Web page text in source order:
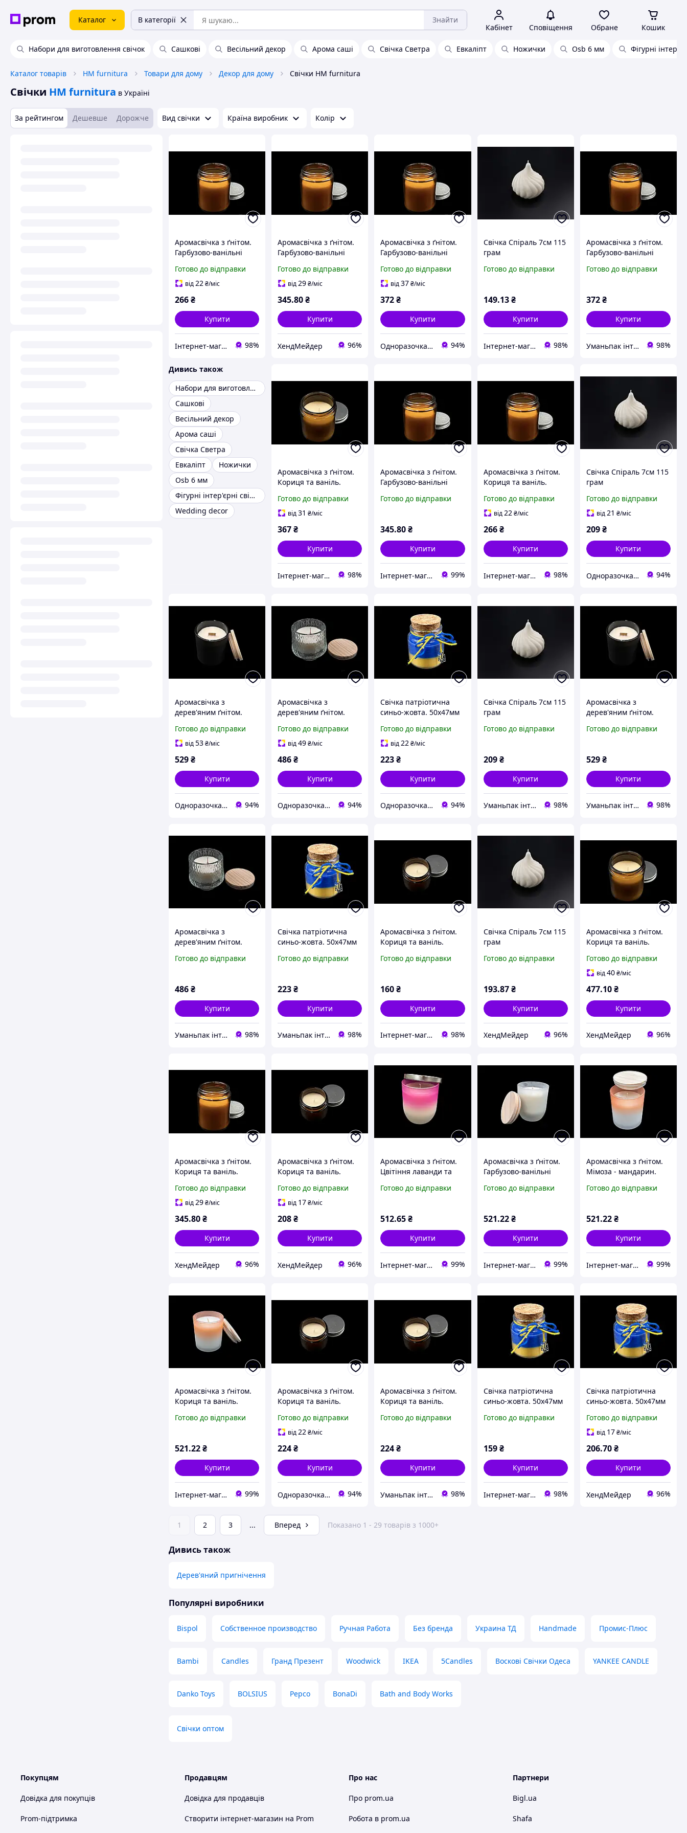
Каталог В категорії Знайти
Кабінет Сповіщення Обране Кошик
Набори для виготовлення свічок Сашкові Весільний декор Арома саші Свічка Светра Евкаліпт Ножички Osb 6 мм Фігурні
Каталог товарів HM furnitura Товари для дому Декор для дому Свічки HM furnitura
Свічки HM furnitura в Україні
За рейтингом Дешевше Дорожче Вид свічки Країна виробник Колір
Аромасвічка з ґнітом.
Гарбузово-ванільні
Готово до відправки
від22₴/міс
266₴
Купити
Інтернет-магазин товарів для творчості "Фурнітура" 98%
Аромасвічка з ґнітом.
Гарбузово-ванільні
Готово до відправки
від29₴/міс
345.80₴
Купити
ХендМейдер 96%
Аромасвічка з ґнітом.
Гарбузово-ванільні
Готово до відправки
від37₴/міс
372₴
Купити
Одноразочка з асортиментом 5000+ 94%
Свічка Спіраль 7см 115
грам
Готово до відправки
149.13 ₴
Купити
Інтернет-магазин товарів для творчості "Фурнітура" 98%
Аромасвічка з ґнітом.
Гарбузово-ванільні
Готово до відправки
372₴
Купити
Уманьпак інтернет-магазин господарських товарів з асортиментом 20000+ 98%
Дивись також
Набори для виготовлення свічок
Сашкові
Весільний декор
Арома саші
Свічка Светра
Евкаліпт
Ножички
Osb 6 мм
Фігурні інтер'єрні свічки
Wedding decor
Аромасвічка з ґнітом.
Кориця та ваніль.
Готово до відправки
від31 ₴/міс
367₴
Купити
Інтернет-магазин товарів для творчості "Фурнітура" 98%
Аромасвічка з ґнітом.
Гарбузово-ванільні
Готово до відправки
345.80₴
Купити
Інтернет-магазин іграшок та фурнітури для творчості Мусі-Пусі 99%
Аромасвічка з ґнітом.
Кориця та ваніль.
Готово до відправки
від22 ₴/міс
266 ₴
Купити
Інтернет-магазин товарів для творчості "Фурнітура" 98%
Свічка Спіраль 7см 115
грам
Готово до відправки
від21 ₴/міс
209₴
Купити
Одноразочка з асортиментом 5000+ 94%
Аромасвічка з
дерев'яним ґнітом.
Готово до відправки
від53₴/міс
529₴
Купити
Одноразочка з асортиментом 5000+ 94%
Аромасвічка з
дерев'яним ґнітом.
Готово до відправки
від49₴/міс
486₴
Купити
Одноразочка з асортиментом 5000+ 94%
Свічка патріотична
синьо-жовта. 50х47мм
Готово до відправки
від22 ₴/міс
223₴
Купити
Одноразочка з асортиментом 5000+ 94%
Свічка Спіраль 7см 115
грам
Готово до відправки
209 ₴
Купити
Уманьпак інтернет-магазин господарських товарів з асортиментом 20000+ 98%
Аромасвічка з
дерев'яним ґнітом.
(арт. SVB-106)
Готово до відправки
529₴
Купити
Уманьпак інтернет-магазин господарських товарів з асортиментом 20000+ 98%
Аромасвічка з
дерев'яним ґнітом.
(арт. SVB-105)
Готово до відправки
486₴
Купити
Уманьпак інтернет-магазин господарських товарів з асортиментом 20000+ 98%
Свічка патріотична
синьо-жовта. 50х47мм
Готово до відправки
223₴
Купити
Уманьпак інтернет-магазин господарських товарів з асортиментом 20000+ 98%
Аромасвічка з ґнітом.
Кориця та ваніль.
Готово до відправки
160₴
Купити
Інтернет-магазин товарів для творчості "Фурнітура" 98%
Свічка Спіраль 7см 115
грам
Готово до відправки
193.87 ₴
Купити
ХендМейдер 96%
Аромасвічка з ґнітом.
Кориця та ваніль.
Готово до відправки
від40₴/міс
477.10₴
Купити
ХендМейдер 96%
Аромасвічка з ґнітом.
Кориця та ваніль.
Готово до відправки
від29₴/міс
345.80₴
Купити
ХендМейдер 96%
Аромасвічка з ґнітом.
Кориця та ваніль.
Готово до відправки
від 17₴/міс
208₴
Купити
ХендМейдер 96%
Аромасвічка з ґнітом.
Цвітіння лаванди та
80х70мм
Готово до відправки
512.65₴
Купити
Інтернет-магазин іграшок та фурнітури для творчості Мусі-Пусі 99%
Аромасвічка з ґнітом.
Гарбузово-ванільні
Готово до відправки
521.22 ₴
Купити
Інтернет-магазин іграшок та фурнітури для творчості Мусі-Пусі 99%
Аромасвічка з ґнітом.
Мімоза - мандарин.
Готово до відправки
521.22₴
Купити
Інтернет-магазин іграшок та фурнітури для творчості Мусі-Пусі 99%
Аромасвічка з ґнітом.
Кориця та ваніль.
Готово до відправки
521.22₴
Купити
Інтернет-магазин іграшок та фурнітури для творчості Мусі-Пусі 99%
Аромасвічка з ґнітом.
Кориця та ваніль.
Готово до відправки
від22₴/міс
224₴
Купити
Одноразочка з асортиментом 5000+ 94%
Аромасвічка з ґнітом.
Кориця та ваніль.
Готово до відправки
224₴
Купити
Уманьпак інтернет-магазин господарських товарів з асортиментом 20000+ 98%
Свічка патріотична
синьо-жовта. 50х47мм
Готово до відправки
159 ₴
Купити
Інтернет-магазин товарів для творчості "Фурнітура" 98%
Свічка патріотична
синьо-жовта. 50х47мм
Готово до відправки
від 17₴/міс
206.70₴
Купити
ХендМейдер 96%
1 2 3 ... Вперед Показано 1 - 29 товарів з 1000+
Дивись також
Дерев'яний пригнічення
Популярні виробники
Bispol Собственное производство Ручная Работа Без бренда Украина ТД Handmade Промис-Плюс
Bambi Candles Гранд Презент Woodwick IKEA 5Candles Воскові Свічки Одеса YANKEE CANDLE
Danko Toys BOLSIUS Pepco BonaDi Bath and Body Works
Свічки оптом
Покупцям
Довідка для покупців
Prom-підтримка
Продавцям
Довідка для продавців
Створити інтернет-магазин на Prom
Про нас
Про prom.ua
Робота в prom.ua
Партнери
Bigl.ua
Shafa